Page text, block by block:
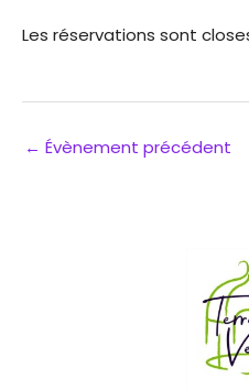
Les réservations sont
← Évènement précédent